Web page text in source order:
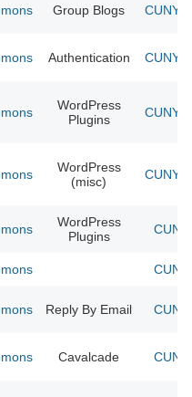
Group Blogs CUNY
Authentication CUNY
WordPress
Plugins
CUNY
WordPress
(misc)
CUNY
WordPress
Plugins
Reply By Email
Cavalcade